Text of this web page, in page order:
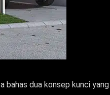
dua konsep kunci